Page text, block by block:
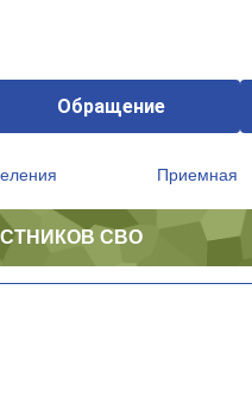
Обращение
Приемная
СВО